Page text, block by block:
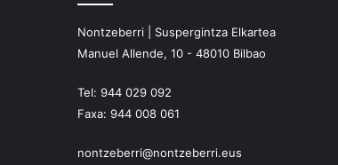
Nontzeberri | Suspergintza Elkartea
Manuel Allende, 10 - 48010 Bilbao
Tel: 944 029 092
Faxa: 944 008 061
nontzeberri@nontzeberri.eus